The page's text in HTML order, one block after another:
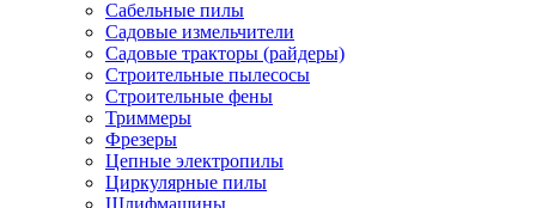
Сабельные пилы
Садовые измельчители
Садовые тракторы (райдеры)
Строительные пылесосы
Строительные фены
Триммеры
Фрезеры
Цепные электропилы
Циркулярные пилы
Шлифмашины